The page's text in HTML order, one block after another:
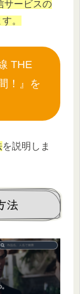
サービスの
。
THE
！』を
を説明しま
法